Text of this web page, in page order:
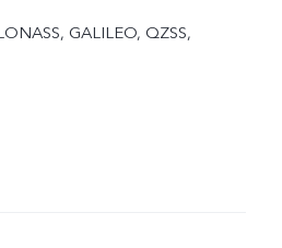
GALILEO, QZSS,